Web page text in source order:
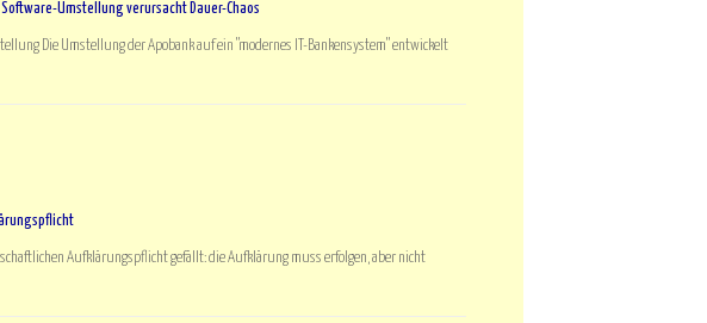
Umstellung verursacht Dauer-Chaos
Die Umstellung der Apobank auf ein "modernes IT-Bankensystem" entwickelt
Aufklärungspflicht gefällt: die Aufklärung muss erfolgen, aber nicht